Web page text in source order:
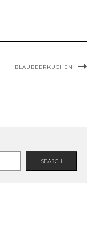
BLAUBEERKUCHEN
SEARCH